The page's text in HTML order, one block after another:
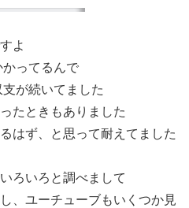
よ
ってるんで
が続いてました
たときもありました
はず、と思って耐えてました
ろいろと調べまして
、ユーチューブもいくつか見